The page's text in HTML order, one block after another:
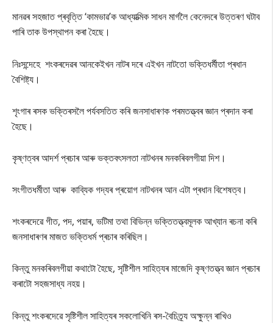
মানৱৰ সহজাত প্ৰবৃত্তি ‘কামভাৱ’ক আধ্যাত্মিক সাধন মাৰ্গলৈ কেনেদৰে উত্তৰণ ঘটাব
পাৰি তাক উপস্থাপন কৰা হৈছে।
নিঃসন্দেহে শংকৰদেৱৰ আনকেইখন নাটৰ দৰে এইখন নাটতো ভক্তিধৰ্মীতা প্ৰধান
বৈশিষ্ট্য।
শৃংগাৰ ৰসক ভক্তিৰসলৈ পৰ্যবসতিত কৰি জনসাধাৰণক পৰমতত্ত্বৰ জ্ঞান প্ৰদান কৰা
হৈছে।
কৃষ্ণত্বৰ আদৰ্শ প্ৰচাৰ আৰু ভক্তবৎসলতা নাটখনৰ মনকৰিবলগীয়া দিশ।
সংগীতধৰ্মীতা আৰু কাবি্যক গদ্যৰ প্ৰয়োগ নাটখনৰ আন এটা প্ৰধান বিশেষত্ব।
শংকৰদেৱে গীত, পদ, পয়াৰ, ভটিমা তথা বিভিন্ন ভক্তিতত্ত্বমূলক আখ্যান ৰচনা কৰি
জনসাধাৰণৰ মাজত ভক্তিধৰ্ম প্ৰচাৰ কৰিছিল।
কিন্তু মনকৰিবলগীয়া কথাটো হৈছে, সৃষ্টিশীল সাহিত্যৰ মাজেদি কৃষ্ণতত্ত্ব জ্ঞান প্ৰচাৰ
কৰাটো সহজসাধ্য নহয়।
কিন্তু শংকৰদেৱে সৃষ্টিশীল সাহিত্যৰ সকলোখিনি ৰস-বৈচিত্ৰ্য অক্ষুন্ন ৰাখিও